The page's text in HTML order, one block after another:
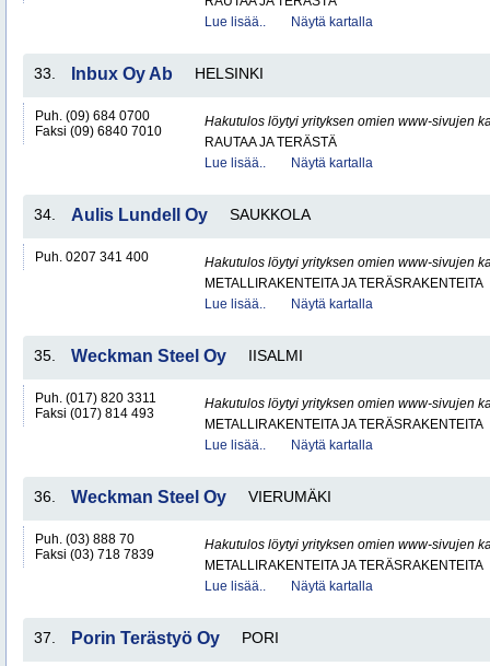
Lue lisää..
Näytä kartalla
33. Inbux Oy Ab HELSINKI
Puh. (09) 684 0700
Faksi (09) 6840 7010
Hakutulos löytyi yrityksen omien www-sivujen
RAUTAA JA TERÄSTÄ
Lue lisää..
Näytä kartalla
34. Aulis Lundell Oy SAUKKOLA
Puh. 0207 341 400
Hakutulos löytyi yrityksen omien www-sivujen
METALLIRAKENTEITA JA TERÄSRAKENTEITA
Lue lisää..
Näytä kartalla
35. Weckman Steel Oy IISALMI
Puh. (017) 820 3311
Faksi (017) 814 493
Hakutulos löytyi yrityksen omien www-sivujen
METALLIRAKENTEITA JA TERÄSRAKENTEITA
Lue lisää..
Näytä kartalla
36. Weckman Steel Oy VIERUMÄKI
Puh. (03) 888 70
Faksi (03) 718 7839
Hakutulos löytyi yrityksen omien www-sivujen
METALLIRAKENTEITA JA TERÄSRAKENTEITA
Lue lisää..
Näytä kartalla
37. Porin Terästyö Oy PORI